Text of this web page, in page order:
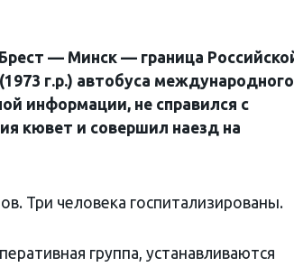
— Минск — граница
г.р.) автобуса международного
информации, не справился с
кювет и совершил наезд на
Три человека госпитализированы.
группа, устанавливаются